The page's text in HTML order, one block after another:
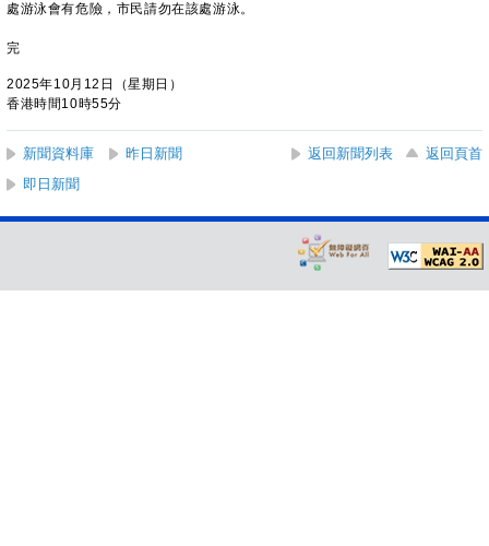
處游泳會有危險，市民請勿在該處游泳。
完
2025年10月12日（星期日）
香港時間10時55分
新聞資料庫 昨日新聞 返回新聞列表
返回頁首
即日新聞